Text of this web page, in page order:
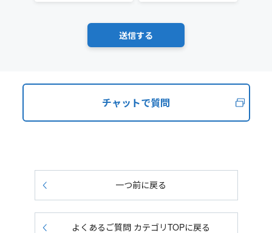
チャットで質問
一つ前に戻る
よくあるご質問 カテゴリTOPに戻る